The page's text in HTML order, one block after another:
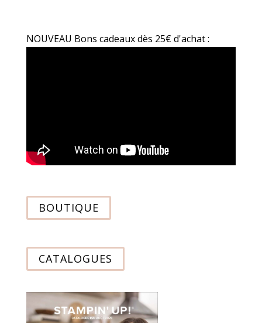
NOUVEAU Bons cadeaux dès 25€ d'achat :
BOUTIQUE
CATALOGUES